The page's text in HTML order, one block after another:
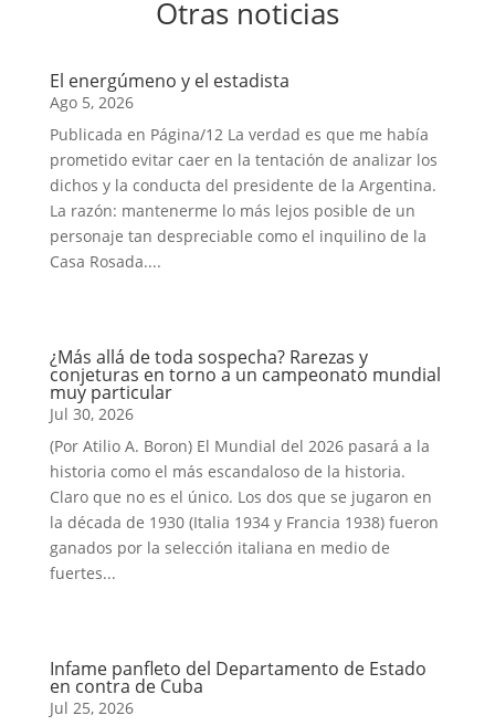
Otras noticias
El energúmeno y el estadista
Ago 5, 2026
Publicada en Página/12 La verdad es que me había
prometido evitar caer en la tentación de analizar los
dichos y la conducta del presidente de la Argentina.
La razón: mantenerme lo más lejos posible de un
personaje tan despreciable como el inquilino de la
Casa Rosada....
¿Más allá de toda sospecha? Rarezas y
conjeturas en torno a un campeonato mundial
muy particular
Jul 30, 2026
(Por Atilio A. Boron) El Mundial del 2026 pasará a la
historia como el más escandaloso de la historia.
Claro que no es el único. Los dos que se jugaron en
la década de 1930 (Italia 1934 y Francia 1938) fueron
ganados por la selección italiana en medio de
fuertes...
Infame panfleto del Departamento de Estado
en contra de Cuba
Jul 25, 2026